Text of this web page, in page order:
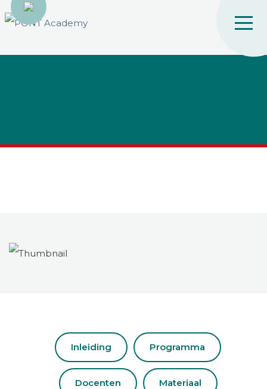
Inleiding Programma
Docenten Materiaal